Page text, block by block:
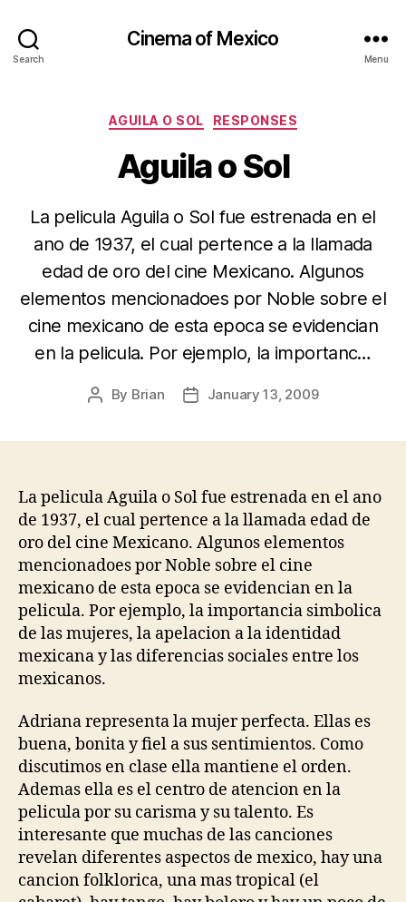
Search
Cinema of Mexico
Menu
Categories
AGUILA O SOL RESPONSES
Aguila o Sol
La pelicula Aguila o Sol fue estrenada en el
ano de 1937, el cual pertence a la llamada
edad de oro del cine Mexicano. Algunos
elementos mencionadoes por Noble sobre el
cine mexicano de esta epoca se evidencian
en la pelicula. Por ejemplo, la importanc…
Post
By Brian
PostJanuary 13, 2009
La pelicula Aguila o Sol fue estrenada en el ano
de 1937, el cual pertence a la llamada edad de
oro del cine Mexicano. Algunos elementos
mencionadoes por Noble sobre el cine
mexicano de esta epoca se evidencian en la
pelicula. Por ejemplo, la importancia simbolica
de las mujeres, la apelacion a la identidad
mexicana y las diferencias sociales entre los
mexicanos.
Adriana representa la mujer perfecta. Ellas es
buena, bonita y fiel a sus sentimientos. Como
discutimos en clase ella mantiene el orden.
Ademas ella es el centro de atencion en la
pelicula por su carisma y su talento. Es
interesante que muchas de las canciones
revelan diferentes aspectos de mexico, hay una
cancion folklorica, una mas tropical (el